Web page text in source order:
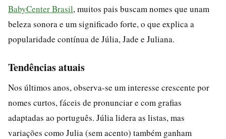
BabyCenter Brasil, muitos pais buscam nomes que unam
beleza sonora e um significado forte, o que explica a
popularidade contínua de Júlia, Jade e Juliana.
Tendências atuais
Nos últimos anos, observa-se um interesse crescente por
nomes curtos, fáceis de pronunciar e com grafias
adaptadas ao português. Júlia lidera as listas, mas
variações como Julia (sem acento) também ganham